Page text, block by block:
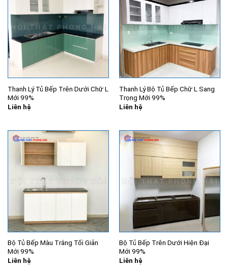
Thanh Lý Tủ Bếp Trên Dưới Chữ L
Mới 99%
Liên hệ
Thanh Lý Bộ Tủ Bếp Chữ L Sang
Trọng Mới 99%
Liên hệ
Bộ Tủ Bếp Màu Trắng Tối Giản
Mới 99%
Liên hệ
Bộ Tủ Bếp Trên Dưới Hiện Đại
Mới 99%
Liên hệ